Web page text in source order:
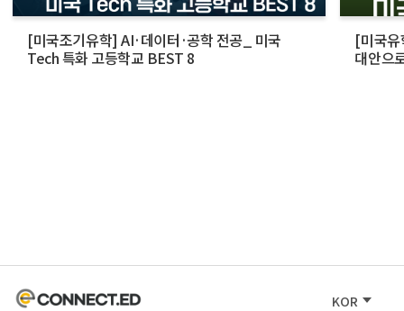
[미국조기유학] AI·데이터·공학 전공_ 미국
Tech 특화 고등학교 BEST 8
[미국
대안으
KOR